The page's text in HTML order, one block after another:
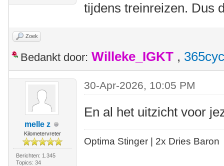
tijdens treinreizen. Dus
Zoek
Bedankt door: Willeke_IGKT ,
melle z
Kilometervreter
Berichten: 1.345
Topics: 34
30-Apr-2026, 10:05 PM
En al het uitzicht voor
Optima Stinger | 2x Dries Baron